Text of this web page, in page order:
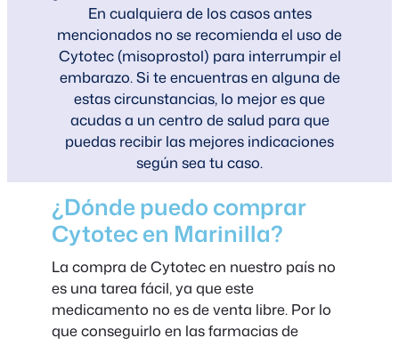
En cualquiera de los casos antes
mencionados no se recomienda el uso de
Cytotec (misoprostol) para interrumpir el
embarazo. Si te encuentras en alguna de
estas circunstancias, lo mejor es que
acudas a un centro de salud para que
puedas recibir las mejores indicaciones
según sea tu caso.
¿Dónde puedo comprar
Cytotec en Marinilla?
La compra de Cytotec en nuestro país no
es una tarea fácil, ya que este
medicamento no es de venta libre. Por lo
que conseguirlo en las farmacias de